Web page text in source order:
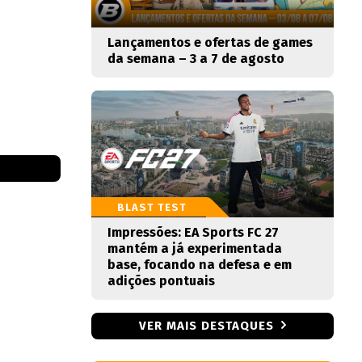
Lançamentos e ofertas de games
da semana – 3 a 7 de agosto
BLAST TEST
Impressões: EA Sports FC 27
mantém a já experimentada
base, focando na defesa e em
adições pontuais
VER MAIS DESTAQUES